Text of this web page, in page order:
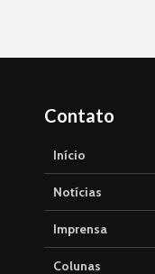
Contato
Início
Notícias
Imprensa
Colunas